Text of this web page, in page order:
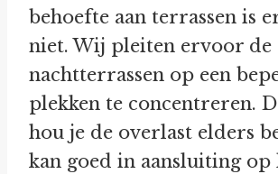
behoefte aan terrassen is
niet. Wij pleiten ervoor de
nachtterrassen op een
plekken te concentreren.
hou je de overlast elders
kan goed in aansluiting op